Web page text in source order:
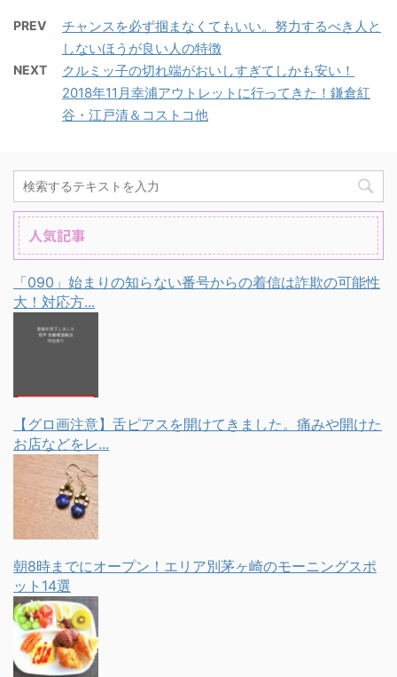
PREV
チャンスを必ず掴まなくてもいい。努力するべき人と
しないほうが良い人の特徴
NEXT
クルミッ子の切れ端がおいしすぎてしかも安い！
2018年11月幸浦アウトレットに行ってきた！鎌倉紅
谷・江戸清＆コストコ他
人気記事
「090」始まりの知らない番号からの着信は詐欺の可能性
大！対応方...
【グロ画注意】舌ピアスを開けてきました。痛みや開けた
お店などをレ...
朝8時までにオープン！エリア別茅ヶ崎のモーニングスポ
ット14選